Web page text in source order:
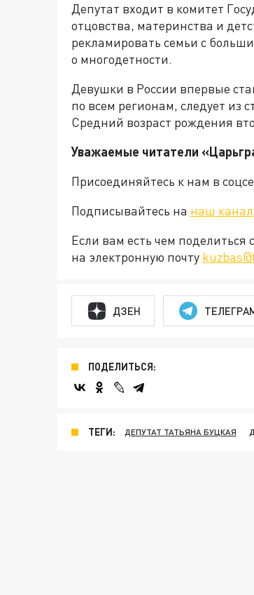
Депутат входит в комитет
отцовства, материнства и
рекламировать семьи с
о многодетности.
Девушки в России впервые
по всем регионам, следует из
Средний возраст рождения
Уважаемые читатели
Присоединяйтесь к нам в
Подписывайтесь на наш канал
Если вам есть чем
на электронную почту
ДЗЕН
ПОДЕЛИТЬСЯ:
ТЕГИ: ДЕПУТАТ ТАТЬЯНА БУЦКАЯ